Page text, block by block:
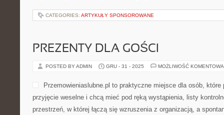
CATEGORIES: ARTYKUŁY SPONSOROWANE
PREZENTY DLA GOŚCI
POSTED BY ADMIN GRU - 31 - 2025 MOŻLIWOŚĆ
Przemowieniaslubne.pl to praktyczne miejsce dla osób, które
przyjęcie weselne i chcą mieć pod ręką wystąpienia, listy
przestrzeń, w której łączą się wzruszenia z organizacją, a